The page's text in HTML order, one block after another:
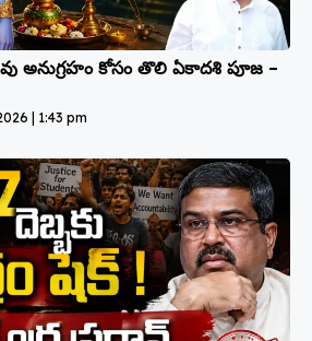
అనుగ్రహం కోసం తొలి ఏకాదశి పూజ –
1:43 pm